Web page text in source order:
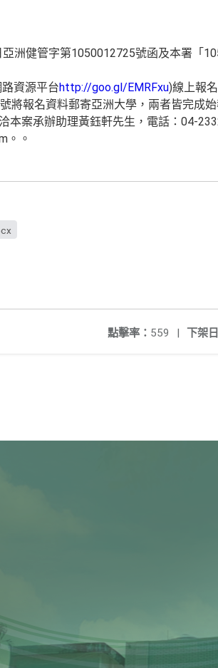
洲健管字第1050012725號函及本署「
資源平台http://goo.gl/EMRFxu)線上報
將報名資料郵寄亞洲大學，兩者皆完成始
本案承辦助理黃鈺軒先生，電話：04-
。。
下架
點擊率： 559 |